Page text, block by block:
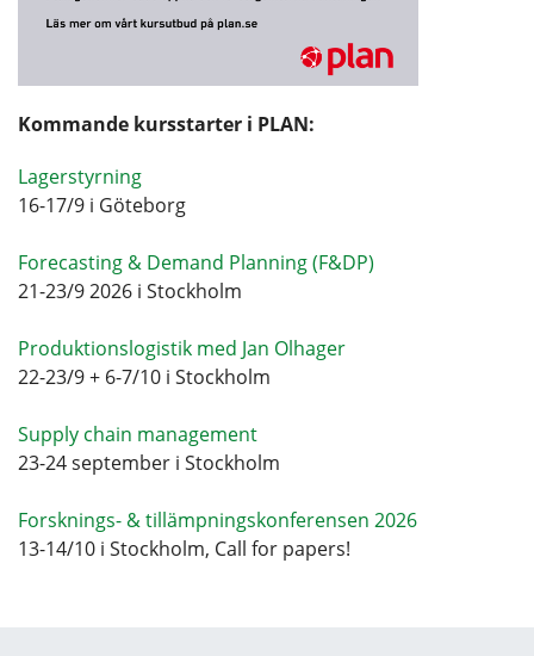
Kommande kursstarter i PLAN:
Lagerstyrning
16-17/9 i Göteborg
Forecasting & Demand Planning (F&DP)
21-23/9 2026 i Stockholm
Produktionslogistik med Jan Olhager
22-23/9 + 6-7/10 i Stockholm
Supply chain management
23-24 september i Stockholm
Forsknings- & tillämpningskonferensen 2026
13-14/10 i Stockholm, Call for papers!